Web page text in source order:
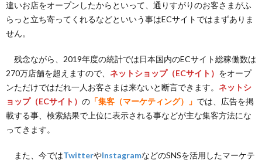
違いお店をオープンしたからといって、通りすがりのお客さまがふ
らっと立ち寄ってくれるなどといいう事はECサイトではまずありま
せん。
残念ながら、2019年度の統計では日本国内のECサイト総稼働数は
270万店舗を超えますので、 ネットショップ（ECサイト） をオープ
ンただけではだれ一人お客さまは来ないと断言できます。 ネットシ
ョップ（ECサイト） の 「集客（マーケティング）」 では、広告を掲
載する事、検索結果で上位に表示される事などが主な集客方法にな
ってきます。
また、今ではTwitterやInstagramなどのSNSを活用したマーケテ